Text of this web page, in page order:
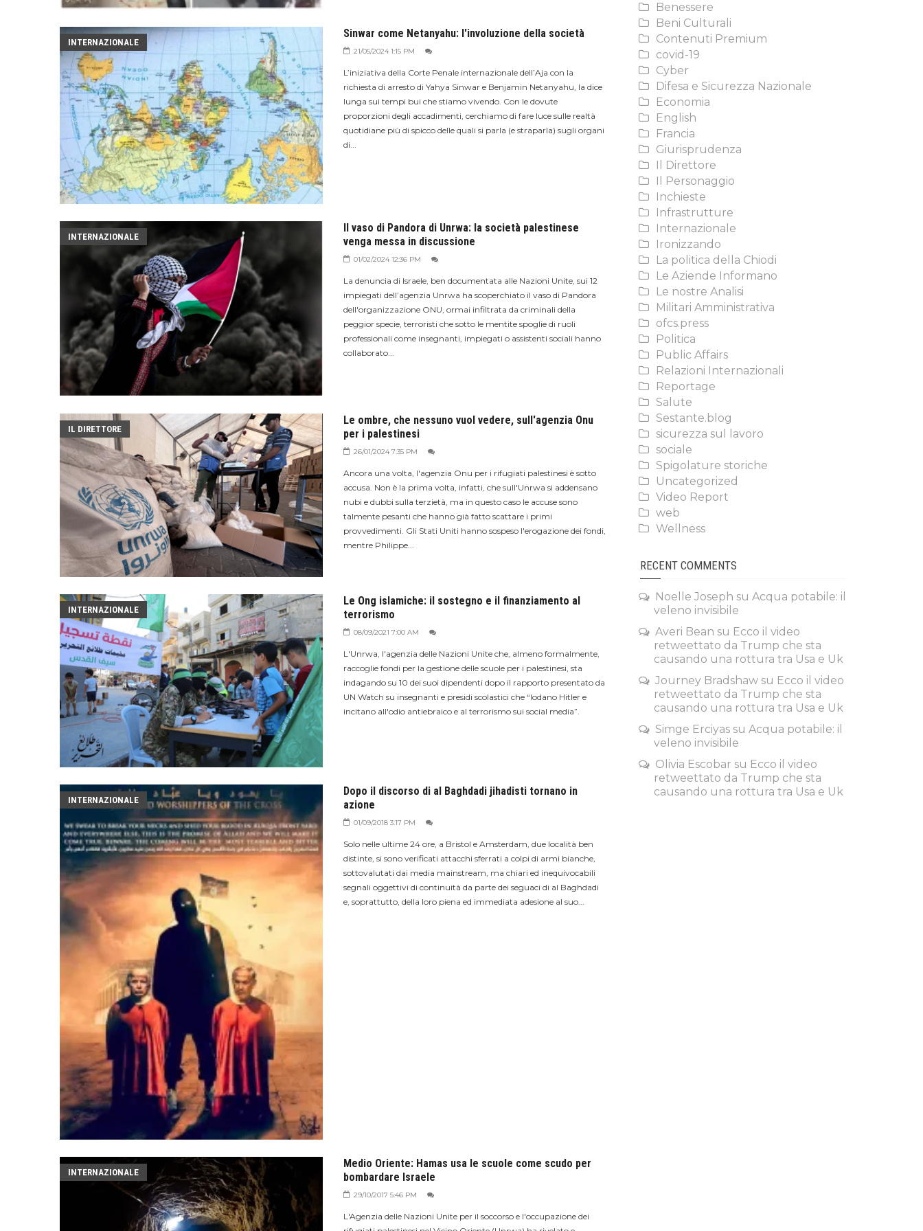
INTERNAZIONALE
Sinwar come Netanyahu: l'involuzione della società
21/05/2024 1:15 PM
L’iniziativa della Corte Penale internazionale dell’Aja con la
richiesta di arresto di Yahya Sinwar e Benjamin Netanyahu, la dice
lunga sui tempi bui che stiamo vivendo. Con le dovute
proporzioni degli accadimenti, cerchiamo di fare luce sulle realtà
quotidiane più di spicco delle quali si parla (e straparla) sugli organi
di...
INTERNAZIONALE
Il vaso di Pandora di Unrwa: la società palestinese
venga messa in discussione
01/02/2024 12:36 PM
La denuncia di Israele, ben documentata alle Nazioni Unite, sui 12
impiegati dell’agenzia Unrwa ha scoperchiato il vaso di Pandora
dell'organizzazione ONU, ormai infiltrata da criminali della
peggior specie, terroristi che sotto le mentite spoglie di ruoli
professionali come insegnanti, impiegati o assistenti sociali hanno
collaborato...
IL DIRETTORE
Le ombre, che nessuno vuol vedere, sull'agenzia Onu
per i palestinesi
26/01/2024 7:35 PM
Ancora una volta, l'agenzia Onu per i rifugiati palestinesi è sotto
accusa. Non è la prima volta, infatti, che sull'Unrwa si addensano
nubi e dubbi sulla terzietà, ma in questo caso le accuse sono
talmente pesanti che hanno già fatto scattare i primi
provvedimenti. Gli Stati Uniti hanno sospeso l'erogazione dei fondi,
mentre Philippe...
INTERNAZIONALE
Le Ong islamiche: il sostegno e il finanziamento al
terrorismo
08/09/2021 7:00 AM
L'Unrwa, l'agenzia delle Nazioni Unite che, almeno formalmente,
raccoglie fondi per la gestione delle scuole per i palestinesi, sta
indagando su 10 dei suoi dipendenti dopo il rapporto presentato da
UN Watch su insegnanti e presidi scolastici che “lodano Hitler e
incitano all'odio antiebraico e al terrorismo sui social media”.
INTERNAZIONALE
Dopo il discorso di al Baghdadi jihadisti tornano in
azione
01/09/2018 3:17 PM
Solo nelle ultime 24 ore, a Bristol e Amsterdam, due località ben
distinte, si sono verificati attacchi sferrati a colpi di armi bianche,
sottovalutati dai media mainstream, ma chiari ed inequivocabili
segnali oggettivi di continuità da parte dei seguaci di al Baghdadi
e, soprattutto, della loro piena ed immediata adesione al suo...
INTERNAZIONALE
Medio Oriente: Hamas usa le scuole come scudo per
bombardare Israele
29/10/2017 5:46 PM
L'Agenzia delle Nazioni Unite per il soccorso e l'occupazione dei
Benessere
Beni Culturali
Contenuti Premium
covid-19
Cyber
Difesa e Sicurezza Nazionale
Economia
English
Francia
Giurisprudenza
Il Direttore
Il Personaggio
Inchieste
Infrastrutture
Internazionale
Ironizzando
La politica della Chiodi
Le Aziende Informano
Le nostre Analisi
Militari Amministrativa
ofcs.press
Politica
Public Affairs
Relazioni Internazionali
Reportage
Salute
Sestante.blog
sicurezza sul lavoro
sociale
Spigolature storiche
Uncategorized
Video Report
web
Wellness
RECENT COMMENTS
Noelle Joseph su Acqua potabile: il
veleno invisibile
Averi Bean su Ecco il video
retweettato da Trump che sta
causando una rottura tra Usa e Uk
Journey Bradshaw su Ecco il video
retweettato da Trump che sta
causando una rottura tra Usa e Uk
Simge Erciyas su Acqua potabile: il
veleno invisibile
Olivia Escobar su Ecco il video
retweettato da Trump che sta
causando una rottura tra Usa e Uk